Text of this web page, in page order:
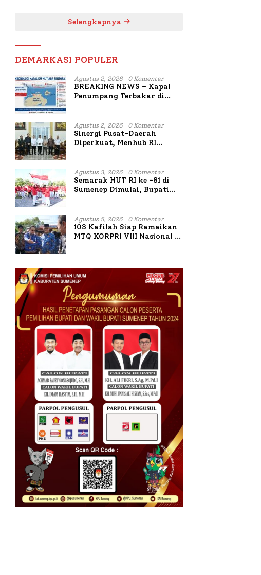
Mutiara Sentosa II
Selengkapnya
DEMARKASI POPULER
Agustus 2, 2026 0 Komentar
BREAKING NEWS – Kapal
Penumpang Terbakar di
Agustus 2, 2026 0 Komentar
Sinergi Pusat-Daerah
Diperkuat, Menhub RI
Mutiara Sentosa II
Agustus 3, 2026 0 Komentar
Semarak HUT RI ke -81 di
Sumenep Dimulai, Bupati
Terbakar
Agustus 5, 2026 0 Komentar
103 Kafilah Siap Ramaikan
MTQ KORPRI VIII Nasional di